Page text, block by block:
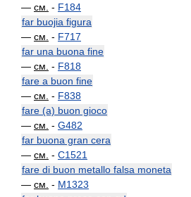
— см. - F184
far buojia figura
— см. - F717
far una buona fine
— см. - F818
fare a buon fine
— см. - F838
fare (a) buon gioco
— см. - G482
far buona gran cera
— см. - C1521
fare di buon metallo falsa moneta
— см. - M1323